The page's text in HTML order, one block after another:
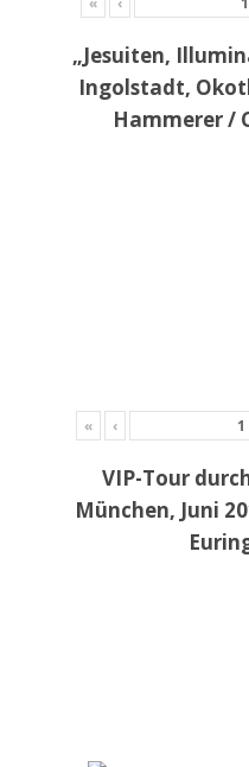
„Jesuiten,
Ingolstadt,
Hammerer /
« ‹
VIP-Tour
München, Juni